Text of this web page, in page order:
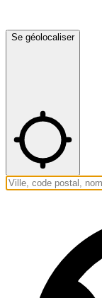
Se géolocaliser